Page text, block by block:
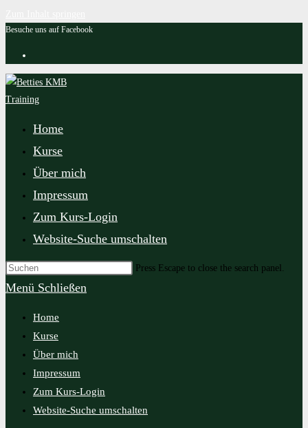
Besuche uns auf Facebook
Home
Kurse
Über mich
Impressum
Zum Kurs-Login
Website-Suche umschalten
Press Escape to close the search panel.
Menü Schließen
Home
Kurse
Über mich
Impressum
Zum Kurs-Login
Website-Suche umschalten